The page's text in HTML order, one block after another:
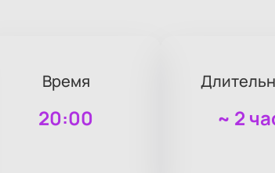
Время
20:00 ~ 2